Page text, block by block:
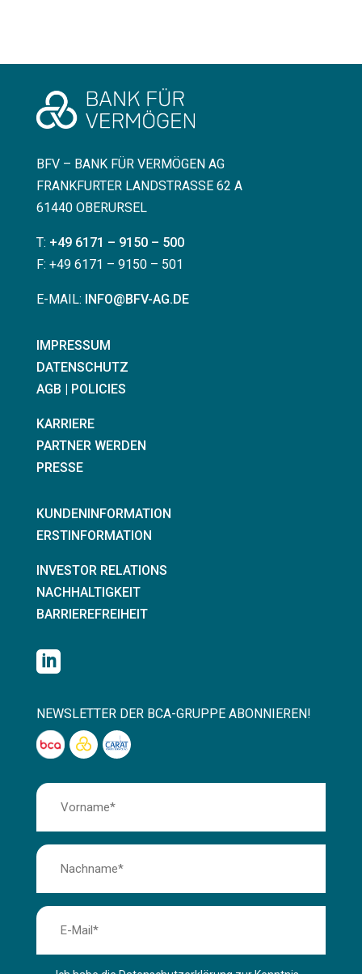
BFV – BANK FÜR VERMÖGEN AG
FRANKFURTER LANDSTRASSE 62 A
61440 OBERURSEL
T: +49 6171 – 9150 – 500
F: +49 6171 – 9150 – 501
E-MAIL: INFO@BFV-AG.DE
IMPRESSUM
DATENSCHUTZ
AGB | POLICIES
KARRIERE
PARTNER WERDEN
PRESSE
KUNDENINFORMATION
ERSTINFORMATION
INVESTOR RELATIONS
NACHHALTIGKEIT
BARRIEREFREIHEIT

NEWSLETTER DER BCA-GRUPPE ABONNIEREN!